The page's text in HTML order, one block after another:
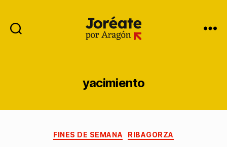
yacimiento
FINES DE SEMANA RIBAGORZA